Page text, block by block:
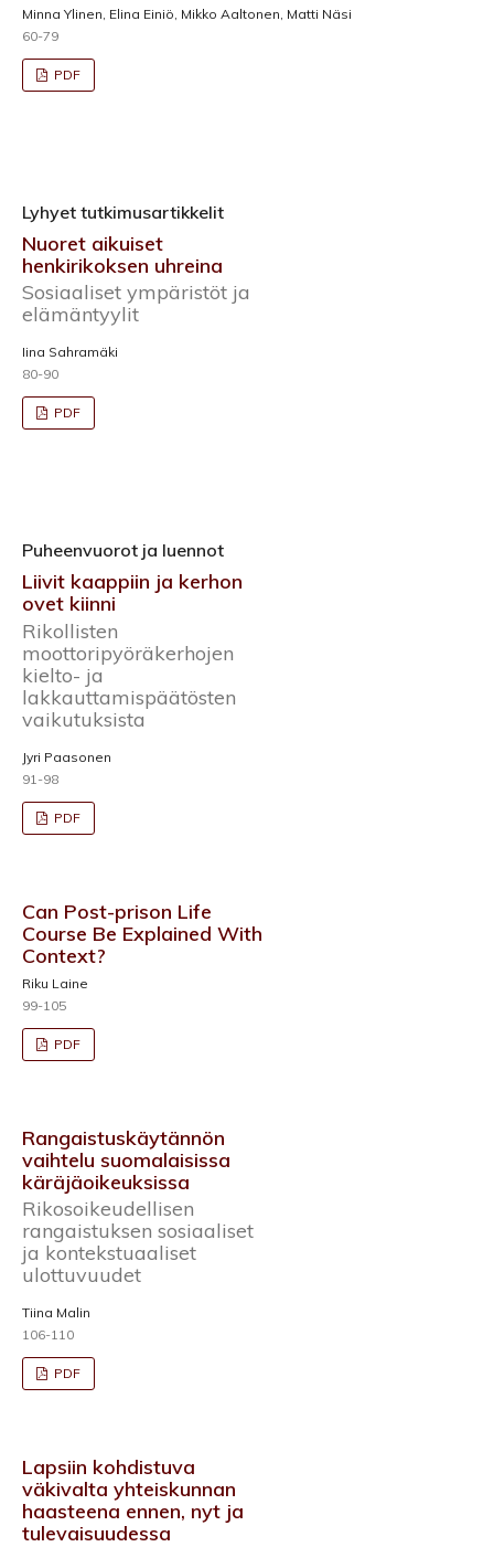
Minna Ylinen, Elina Einiö, Mikko Aaltonen, Matti Näsi
60-79
PDF
Lyhyet tutkimusartikkelit
Nuoret aikuiset
henkirikoksen uhreina
Sosiaaliset ympäristöt ja
elämäntyylit
Iina Sahramäki
80-90
PDF
Puheenvuorot ja luennot
Liivit kaappiin ja kerhon
ovet kiinni
Rikollisten
moottoripyöräkerhojen
kielto- ja
lakkauttamispäätösten
vaikutuksista
Jyri Paasonen
91-98
PDF
Can Post-prison Life
Course Be Explained With
Context?
Riku Laine
99-105
PDF
Rangaistuskäytännön
vaihtelu suomalaisissa
käräjäoikeuksissa
Rikosoikeudellisen
rangaistuksen sosiaaliset
ja kontekstuaaliset
ulottuvuudet
Tiina Malin
106-110
PDF
Lapsiin kohdistuva
väkivalta yhteiskunnan
haasteena ennen, nyt ja
tulevaisuudessa